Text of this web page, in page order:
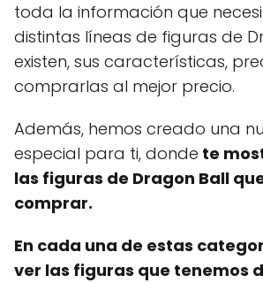
toda la información que
distintas líneas de figuras de
existen, sus características,
comprarlas al mejor precio.
Además, hemos creado una
especial para ti, donde te
las figuras de Dragon Ball
comprar.
En cada una de estas
ver las figuras que tenemos